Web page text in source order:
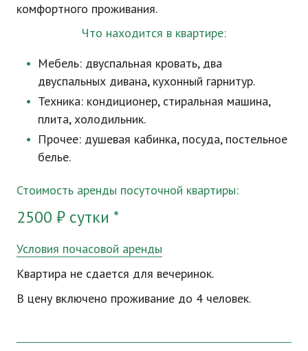
комфортного проживания.
Что находится в квартире:
Мебель: двуспальная кровать, два
двуспальных дивана, кухонный гарнитур.
Техника: кондиционер, стиральная машина,
плита, холодильник.
Прочее: душевая кабинка, посуда, постельное
белье.
Стоимость аренды посуточной квартиры:
2500 ₽ сутки *
Условия почасовой аренды
Квартира не сдается для вечеринок.
В цену включено проживание до 4 человек.